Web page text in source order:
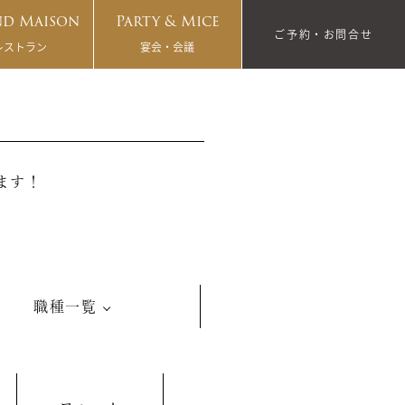
Maison
ストラン
Party & Mice
宴会・会議
ご予約・お問合せ
す！
職種一覧